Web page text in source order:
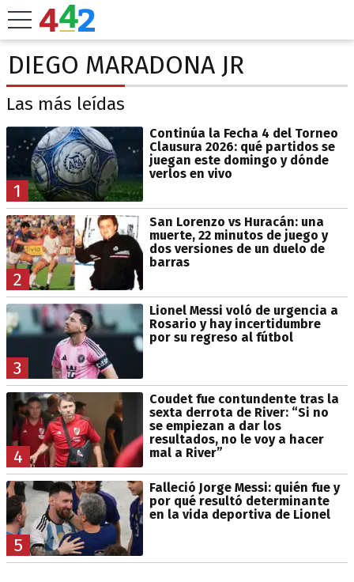
DIEGO MARADONA JR
Las más leídas
1
Continúa la Fecha 4 del Torneo
Clausura 2026: qué partidos se
juegan este domingo y dónde
verlos en vivo
2
San Lorenzo vs Huracán: una
muerte, 22 minutos de juego y
dos versiones de un duelo de
barras
3
Lionel Messi voló de urgencia a
Rosario y hay incertidumbre
por su regreso al fútbol
4
Coudet fue contundente tras la
sexta derrota de River: “Si no
se empiezan a dar los
resultados, no le voy a hacer
mal a River”
5
Falleció Jorge Messi: quién fue y
por qué resultó determinante
en la vida deportiva de Lionel